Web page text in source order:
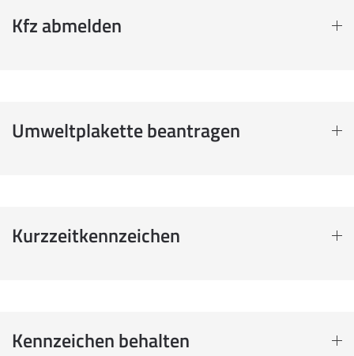
Kfz abmelden
Umweltplakette beantragen
Kurzzeitkennzeichen
Kennzeichen behalten